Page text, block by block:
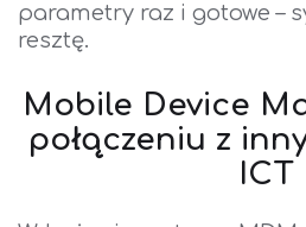
parametry raz i gotowe –
resztę.
Mobile Device
połączeniu z
ICT